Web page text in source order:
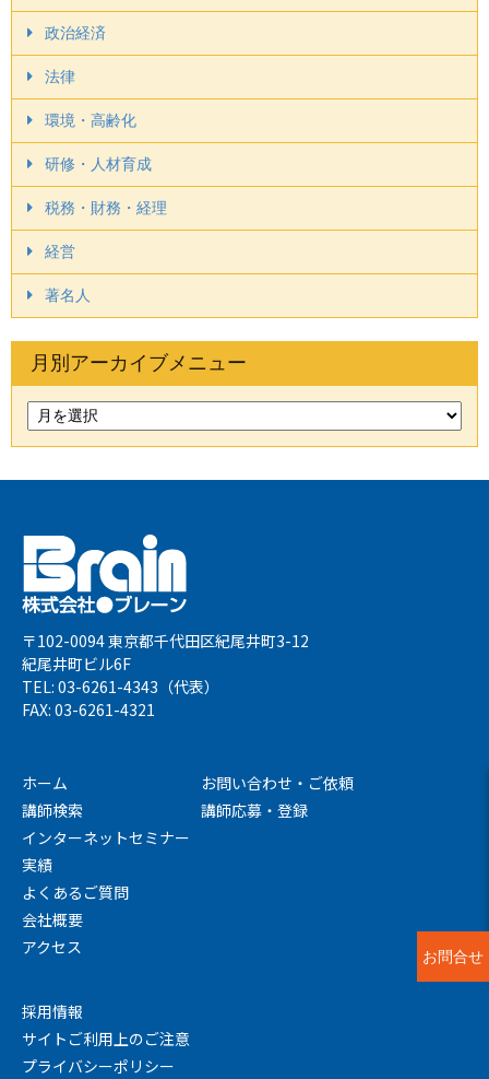
政治経済
法律
環境・高齢化
研修・人材育成
税務・財務・経理
経営
著名人
月別アーカイブメニュー
〒102-0094 東京都千代田区紀尾井町3-12
紀尾井町ビル6F
TEL: 03-6261-4343（代表）
FAX: 03-6261-4321
ホーム
講師検索
インターネットセミナー
実績
よくあるご質問
会社概要
アクセス
お問い合わせ・ご依頼
講師応募・登録
採用情報
サイトご利用上のご注意
プライバシーポリシー
お問合せ